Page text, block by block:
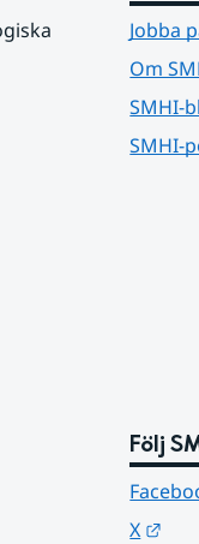
Jobba
Om
SMHI-
SMHI-
Följ
X